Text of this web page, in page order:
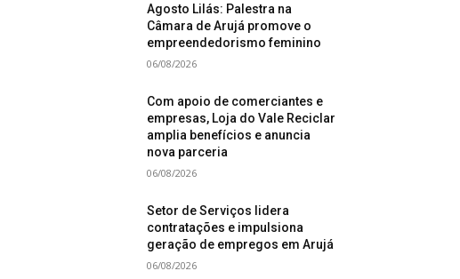
Agosto Lilás: Palestra na
Câmara de Arujá promove o
empreendedorismo feminino
06/08/2026
Com apoio de comerciantes e
empresas, Loja do Vale Reciclar
amplia benefícios e anuncia
nova parceria
06/08/2026
Setor de Serviços lidera
contratações e impulsiona
geração de empregos em Arujá
06/08/2026